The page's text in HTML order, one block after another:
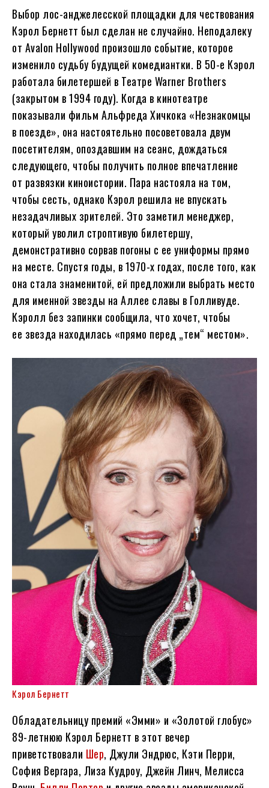
Выбор лос-анджелесской площадки для чествования
Кэрол Бернетт был сделан не случайно. Неподалеку
от Avalon Hollywood произошло событие, которое
изменило судьбу будущей комедиантки. В 50-е Кэрол
работала билетершей в Театре Warner Brothers
(закрытом в 1994 году). Когда в кинотеатре
показывали фильм Альфреда Хичкока «Незнакомцы
в поезде», она настоятельно посоветовала двум
посетителям, опоздавшим на сеанс, дождаться
следующего, чтобы получить полное впечатление
от развязки киноистории. Пара настояла на том,
чтобы сесть, однако Кэрол решила не впускать
незадачливых зрителей. Это заметил менеджер,
который уволил строптивую билетершу,
демонстративно сорвав погоны с ее униформы прямо
на месте. Спустя годы, в 1970-х годах, после того, как
она стала знаменитой, ей предложили выбрать место
для именной звезды на Аллее славы в Голливуде.
Кэролл без запинки сообщила, что хочет, чтобы
ее звезда находилась «прямо перед „тем“ местом».
Кэрол Бернетт
Обладательницу премий «Эмми» и «Золотой глобус»
89-летнюю Кэрол Бернетт в этот вечер
приветствовали Шер, Джули Эндрюс, Кэти Перри,
София Вергара, Лиза Кудроу, Джейн Линч, Мелисса